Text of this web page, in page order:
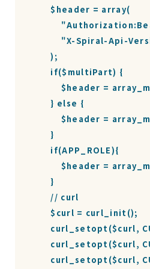
        $header = array(
"X-Spiral-Api-
        );
        if($multiPart) {
$header =
        } else {
$header =
        }
        if(APP_ROLE){
$header =
        }
        // curl
        $curl = curl_init();